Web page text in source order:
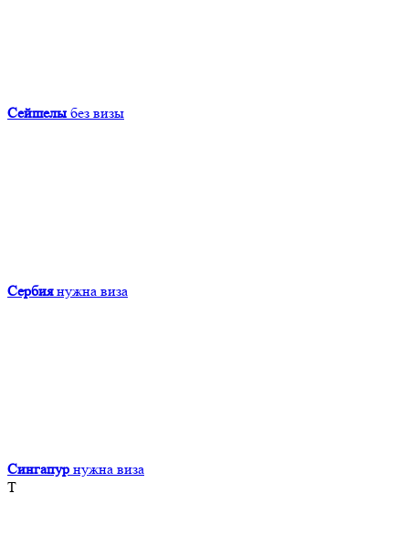
Сейшелы без визы
Сербия нужна виза
Сингапур нужна виза
Т